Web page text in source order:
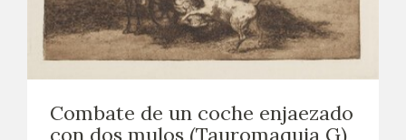
Combate de un coche enjaezado
con dos mulos (Tauromaquia G)